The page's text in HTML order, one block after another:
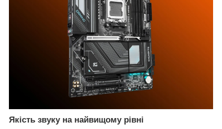
Якість звуку на найвищому рівні